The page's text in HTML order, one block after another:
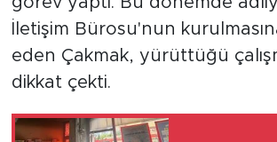
İletişim Bürosu'nun
eden Çakmak, yürüttüğü
dikkat çekti.